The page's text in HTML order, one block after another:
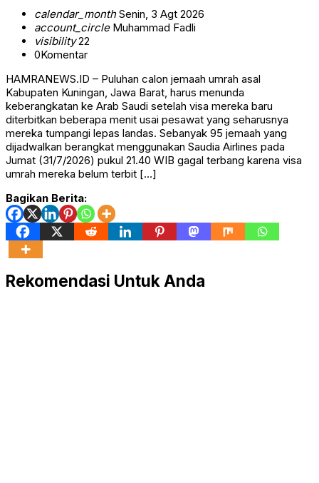
calendar_monthSenin, 3 Agt 2026
account_circleMuhammad Fadli
visibility22
0Komentar
HAMRANEWS.ID – Puluhan calon jemaah umrah asal
Kabupaten Kuningan, Jawa Barat, harus menunda
keberangkatan ke Arab Saudi setelah visa mereka baru
diterbitkan beberapa menit usai pesawat yang seharusnya
mereka tumpangi lepas landas. Sebanyak 95 jemaah yang
dijadwalkan berangkat menggunakan Saudia Airlines pada
Jumat (31/7/2026) pukul 21.40 WIB gagal terbang karena visa
umrah mereka belum terbit […]
Bagikan Berita:
Rekomendasi Untuk Anda